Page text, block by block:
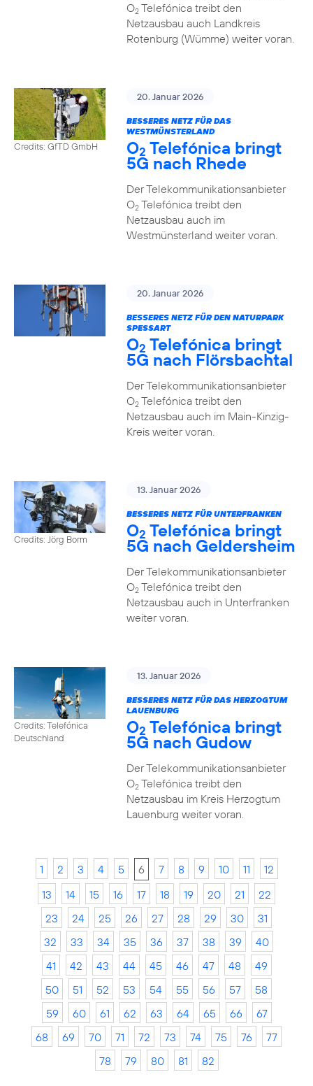
O2Telefónica treibt den
Netzausbau auch Landkreis
Rotenburg (Wümme) weiter voran.
Credits: GfTD GmbH
20. Januar 2026
BESSERES NETZ FÜR DAS
WESTMÜNSTERLAND
O2 Telefónica bringt
5G nach Rhede
Der Telekommunikationsanbieter
O2Telefónica treibt den
Netzausbau auch im
Westmünsterland weiter voran.
20. Januar 2026
BESSERES NETZ FÜR DEN NATURPARK
SPESSART
O2 Telefónica bringt
5G nach Flörsbachtal
Der Telekommunikationsanbieter
O2Telefónica treibt den
Netzausbau auch im Main-Kinzig-
Kreis weiter voran.
Credits: Jörg Borm
13. Januar 2026
BESSERES NETZ FÜR UNTERFRANKEN
O2 Telefónica bringt
5G nach Geldersheim
Der Telekommunikationsanbieter
O2Telefónica treibt den
Netzausbau auch in Unterfranken
weiter voran.
Credits: Telefónica
Deutschland
13. Januar 2026
BESSERES NETZ FÜR DAS HERZOGTUM
LAUENBURG
O2 Telefónica bringt
5G nach Gudow
Der Telekommunikationsanbieter
O2Telefónica treibt den
Netzausbau im Kreis Herzogtum
Lauenburg weiter voran.
1 2 3 4 5 6 7 8 9 10 11
12
13
14 15 16 17 18 19 20 21
22
23
24 25 26 27 28 29 30
31
32
33 34 35 36 37 38 39
40
41
42 43 44 45 46 47 48
49
50
51 52 53 54 55 56 57
58
59
60 61 62 63 64 65 66
67
68
69 70 71 72 73 74 75 76
77
78
79 80 81 82